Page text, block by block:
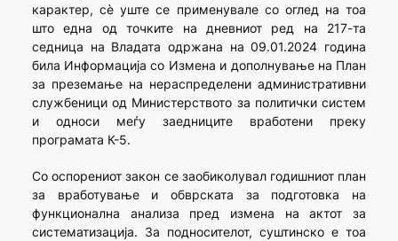
карактер, сè уште се применувале со оглед на тоа
што една од точките на дневниот ред на 217-та
седница на Владата одржана на 09.01.2024 година
била Информација со Измена и дополнување на План
за преземање на нераспределени административни
службеници од Министерството за политички систем
и односи меѓу заедниците вработени преку
програмата К-5.
Со оспорениот закон се заобиколувал годишниот план
за вработување и обврската за подготовка на
функционална анализа пред измена на актот за
систематизација. За подносителот, суштинско е тоа